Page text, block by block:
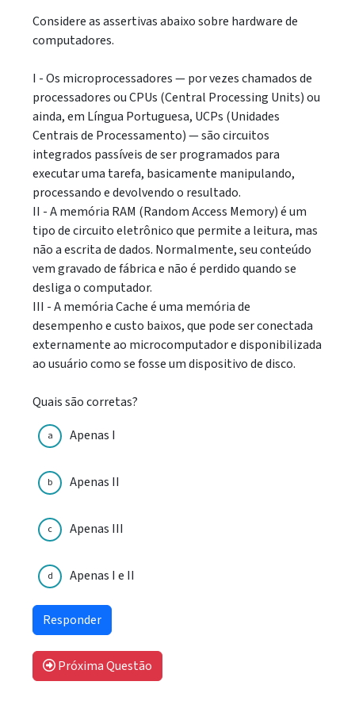
Considere as assertivas abaixo sobre hardware de
computadores.
I - Os microprocessadores — por vezes chamados de
processadores ou CPUs (Central Processing Units) ou
ainda, em Língua Portuguesa, UCPs (Unidades
Centrais de Processamento) — são circuitos
integrados passíveis de ser programados para
executar uma tarefa, basicamente manipulando,
processando e devolvendo o resultado.
II - A memória RAM (Random Access Memory) é um
tipo de circuito eletrônico que permite a leitura, mas
não a escrita de dados. Normalmente, seu conteúdo
vem gravado de fábrica e não é perdido quando se
desliga o computador.
III - A memória Cache é uma memória de
desempenho e custo baixos, que pode ser conectada
externamente ao microcomputador e disponibilizada
ao usuário como se fosse um dispositivo de disco.
Quais são corretas?
a Apenas I
b Apenas II
c Apenas III
d Apenas I e II
Próxima Questão